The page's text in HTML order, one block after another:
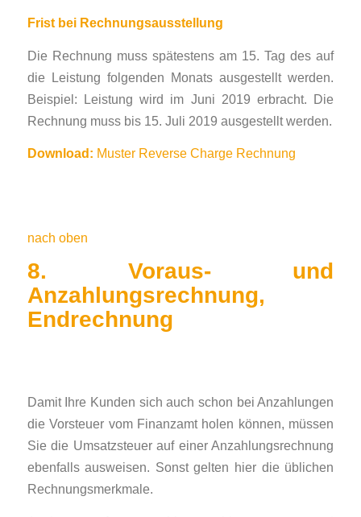
Frist bei Rechnungsausstellung
Die Rechnung muss spätestens am 15. Tag des auf
die Leistung folgenden Monats ausgestellt werden.
Beispiel: Leistung wird im Juni 2019 erbracht. Die
Rechnung muss bis 15. Juli 2019 ausgestellt werden.
Download: Muster Reverse Charge Rechnung
nach oben
8. Voraus- und
Anzahlungsrechnung,
Endrechnung
Damit Ihre Kunden sich auch schon bei Anzahlungen
die Vorsteuer vom Finanzamt holen können, müssen
Sie die Umsatzsteuer auf einer Anzahlungsrechnung
ebenfalls aus­wei­sen. Sonst gelten hier die üblichen
Rechnungsmerkmale.